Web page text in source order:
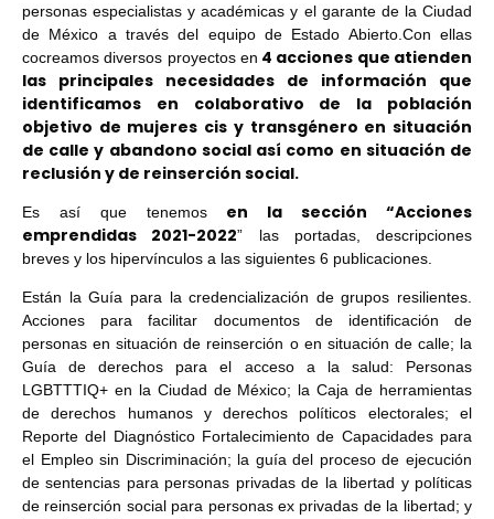
personas especialistas y académicas y el garante de la Ciudad
de México a través del equipo de Estado Abierto. Con ellas
cocreamos diversos proyectos en 4 acciones que atienden
las principales necesidades de información que
identificamos en colaborativo de la población
objetivo de mujeres cis y transgénero en situación
de calle y abandono social así como en situación de
reclusión y de reinserción social.
Es así que tenemos en la sección “Acciones
emprendidas 2021-2022” las portadas, descripciones
breves y los hipervínculos a las siguientes 6 publicaciones.
Están la Guía para la credencialización de grupos resilientes.
Acciones para facilitar documentos de identificación de
personas en situación de reinserción o en situación de calle; la
Guía de derechos para el acceso a la salud: Personas
LGBTTTIQ+ en la Ciudad de México; la Caja de herramientas
de derechos humanos y derechos políticos electorales; el
Reporte del Diagnóstico Fortalecimiento de Capacidades para
el Empleo sin Discriminación; la guía del proceso de ejecución
de sentencias para personas privadas de la libertad y políticas
de reinserción social para personas ex privadas de la libertad; y